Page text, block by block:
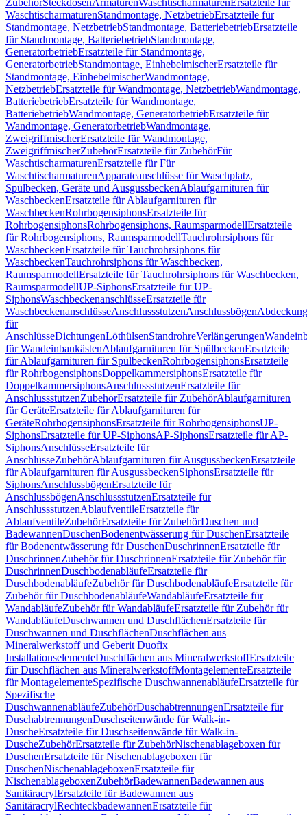
ZubehörSteckdosenArmaturenWaschtischarmaturen Ersatzteile für
WaschtischarmaturenStandmontage, NetzbetriebErsatzteile für
Standmontage, NetzbetriebStandmontage, BatteriebetriebErsatzteile
für Standmontage, BatteriebetriebStandmontage,
GeneratorbetriebErsatzteile für Standmontage,
GeneratorbetriebStandmontage, EinhebelmischerErsatzteile für
Standmontage, EinhebelmischerWandmontage,
NetzbetriebErsatzteile für Wandmontage, NetzbetriebWandmontage,
BatteriebetriebErsatzteile für Wandmontage,
BatteriebetriebWandmontage, GeneratorbetriebErsatzteile für
Wandmontage, GeneratorbetriebWandmontage,
ZweigriffmischerErsatzteile für Wandmontage,
ZweigriffmischerZubehörErsatzteile für ZubehörFür
WaschtischarmaturenErsatzteile für Für
WaschtischarmaturenApparateanschlüsse für Waschplatz,
Spülbecken, Geräte und AusgussbeckenAblaufgarnituren für
WaschbeckenErsatzteile für Ablaufgarnituren für
WaschbeckenRohrbogensiphonsErsatzteile für
RohrbogensiphonsRohrbogensiphons, RaumsparmodellErsatzteile
für Rohrbogensiphons, RaumsparmodellTauchrohrsiphons für
WaschbeckenErsatzteile für Tauchrohrsiphons für
WaschbeckenTauchrohrsiphons für Waschbecken,
RaumsparmodellErsatzteile für Tauchrohrsiphons für Waschbecken,
RaumsparmodellUP-SiphonsErsatzteile für UP-
SiphonsWaschbeckenanschlüsseErsatzteile für
WaschbeckenanschlüsseAnschlussstutzenAnschlussbögen
für
AnschlüsseDichtungenLöthülsenStandrohreVerlängerungen
für WandeinbaukästenAblaufgarnituren für SpülbeckenErsatzteile
für Ablaufgarnituren für SpülbeckenRohrbogensiphonsErsatzteile
für RohrbogensiphonsDoppelkammersiphonsErsatzteile für
DoppelkammersiphonsAnschlussstutzenErsatzteile für
AnschlussstutzenZubehörErsatzteile für ZubehörAblaufgarnituren
für GeräteErsatzteile für Ablaufgarnituren für
GeräteRohrbogensiphonsErsatzteile für RohrbogensiphonsUP-
SiphonsErsatzteile für UP-SiphonsAP-SiphonsErsatzteile für AP-
SiphonsAnschlüsseErsatzteile für
AnschlüsseZubehörAblaufgarnituren für AusgussbeckenErsatzteile
für Ablaufgarnituren für AusgussbeckenSiphonsErsatzteile für
SiphonsAnschlussbögenErsatzteile für
AnschlussbögenAnschlussstutzenErsatzteile für
AnschlussstutzenAblaufventileErsatzteile für
AblaufventileZubehörErsatzteile für ZubehörDuschen und
BadewannenDuschenBodenentwässerung für DuschenErsatzteile
für Bodenentwässerung für DuschenDuschrinnenErsatzteile für
DuschrinnenZubehör für DuschrinnenErsatzteile für Zubehör für
DuschrinnenDuschbodenabläufeErsatzteile für
DuschbodenabläufeZubehör für DuschbodenabläufeErsatzteile für
Zubehör für DuschbodenabläufeWandabläufeErsatzteile für
WandabläufeZubehör für WandabläufeErsatzteile für Zubehör für
WandabläufeDuschwannen und DuschflächenErsatzteile für
Duschwannen und DuschflächenDuschflächen aus
Mineralwerkstoff und Geberit Duofix
InstallationselementeDuschflächen aus MineralwerkstoffErsatzteile
für Duschflächen aus MineralwerkstoffMontagelementeErsatzteile
für MontagelementeSpezifische DuschwannenabläufeErsatzteile für
Spezifische
DuschwannenabläufeZubehörDuschabtrennungenErsatzteile für
DuschabtrennungenDuschseitenwände für Walk-in-
DuscheErsatzteile für Duschseitenwände für Walk-in-
DuscheZubehörErsatzteile für ZubehörNischenablageboxen für
DuschenErsatzteile für Nischenablageboxen für
DuschenNischenablageboxenErsatzteile für
NischenablageboxenZubehörBadewannenBadewannen aus
SanitäracrylErsatzteile für Badewannen aus
SanitäracrylRechteckbadewannenErsatzteile für